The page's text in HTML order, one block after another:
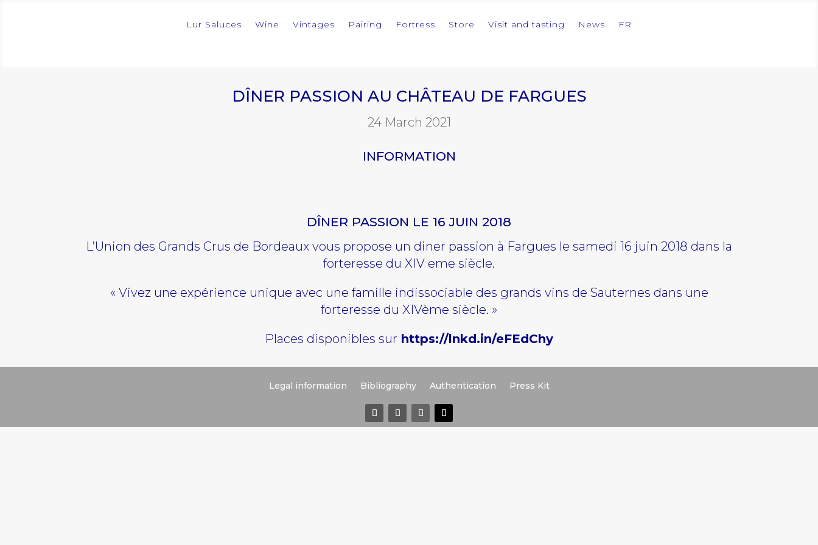
Lur Saluces Wine Vintages Pairing Fortress Store Visit and tasting News FR
DÎNER PASSION AU CHÂTEAU DE FARGUES
24 March 2021
INFORMATION
DÎNER PASSION LE 16 JUIN 2018
L’Union des Grands Crus de Bordeaux vous propose un diner passion à Fargues le samedi 16 juin 2018 dans la
forteresse du XIV eme siècle.
« Vivez une expérience unique avec une famille indissociable des grands vins de Sauternes dans une
forteresse du XIVème siècle. »
Places disponibles sur https://lnkd.in/eFEdChy
Legal information Bibliography Authentication Press Kit